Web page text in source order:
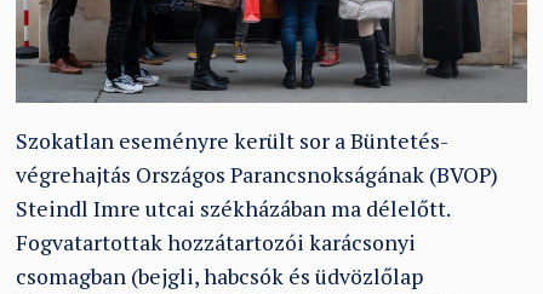
Szokatlan eseményre került sor a Büntetés-
végrehajtás Országos Parancsnokságának (BVOP)
Steindl Imre utcai székházában ma délelőtt.
Fogvatartottak hozzátartozói karácsonyi
csomagban (bejgli, habcsók és üdvözlőlap